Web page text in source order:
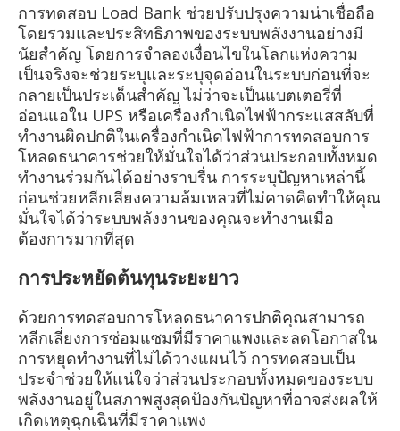
การทดสอบ Load Bank ช่วยปรับปรุงความน่าเชื่อถือ
โดยรวมและประสิทธิภาพของระบบพลังงานอย่างมี
นัยสำคัญ โดยการจำลองเงื่อนไขในโลกแห่งความ
เป็นจริงจะช่วยระบุและระบุจุดอ่อนในระบบก่อนที่จะ
กลายเป็นประเด็นสำคัญ ไม่ว่าจะเป็นแบตเตอรี่ที่
อ่อนแอใน UPS หรือเครื่องกำเนิดไฟฟ้ากระแสสลับที่
ทำงานผิดปกติในเครื่องกำเนิดไฟฟ้าการทดสอบการ
โหลดธนาคารช่วยให้มั่นใจได้ว่าส่วนประกอบทั้งหมด
ทำงานร่วมกันได้อย่างราบรื่น การระบุปัญหาเหล่านี้
ก่อนช่วยหลีกเลี่ยงความล้มเหลวที่ไม่คาดคิดทำให้คุณ
มั่นใจได้ว่าระบบพลังงานของคุณจะทำงานเมื่อ
ต้องการมากที่สุด
การประหยัดต้นทุนระยะยาว
ด้วยการทดสอบการโหลดธนาคารปกติคุณสามารถ
หลีกเลี่ยงการซ่อมแซมที่มีราคาแพงและลดโอกาสใน
การหยุดทำงานที่ไม่ได้วางแผนไว้ การทดสอบเป็น
ประจำช่วยให้แน่ใจว่าส่วนประกอบทั้งหมดของระบบ
พลังงานอยู่ในสภาพสูงสุดป้องกันปัญหาที่อาจส่งผลให้
เกิดเหตุฉุกเฉินที่มีราคาแพง